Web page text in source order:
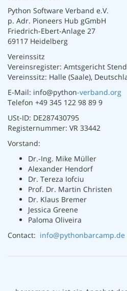
Python Software Verband e.V.
p. Adr. Pioneers Hub gGmbH
Friedrich-Ebert-Anlage 27
69117 Heidelberg
Vereinssitz
Vereinsregister: Amtsgericht
Vereinssitz: Halle (Saale),
E-Mail: info@python-verband.org
Telefon +49 345 122 98 89 9
USt-ID: DE287430795
Registernummer: VR 33442
Vorstand:
Dr.-Ing. Mike Müller
Alexander Hendorf
Dr. Tereza Iofciu
Prof. Dr. Martin Christen
Dr. Klaus Bremer
Jessica Greene
Paloma Oliveira
Contact: info@pythonbarcamp.de